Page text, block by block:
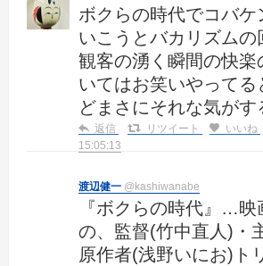
ボクらの時代でコバケ
いこうとバカリズムの
観客の湧く瞬間の快楽
いてはお笑いやってる
どまさにそれな気がす
返信 リツイート いいね
15:05:13
渡辺健一 @kashiwanabe
『ボクらの時代』…映
の、監督(竹中直人)・
原作者(浅野いにお)ト